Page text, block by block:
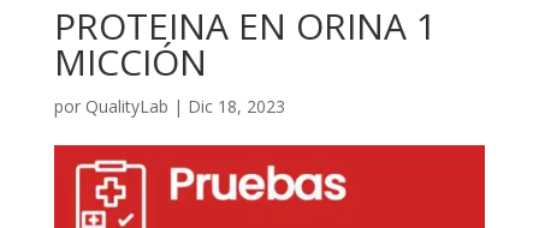
PROTEINA EN ORINA 1
MICCIÓN
por QualityLab | Dic 18, 2023